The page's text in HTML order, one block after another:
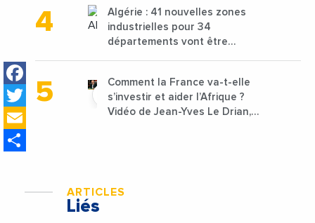
Facebook
Twitter
Algérie : 41 nouvelles zones
industrielles pour 34
départements vont être
Comment la France va-t-elle
s’investir et aider l’Afrique ?
Vidéo de Jean-Yves Le Drian,
ARTICLES
Liés